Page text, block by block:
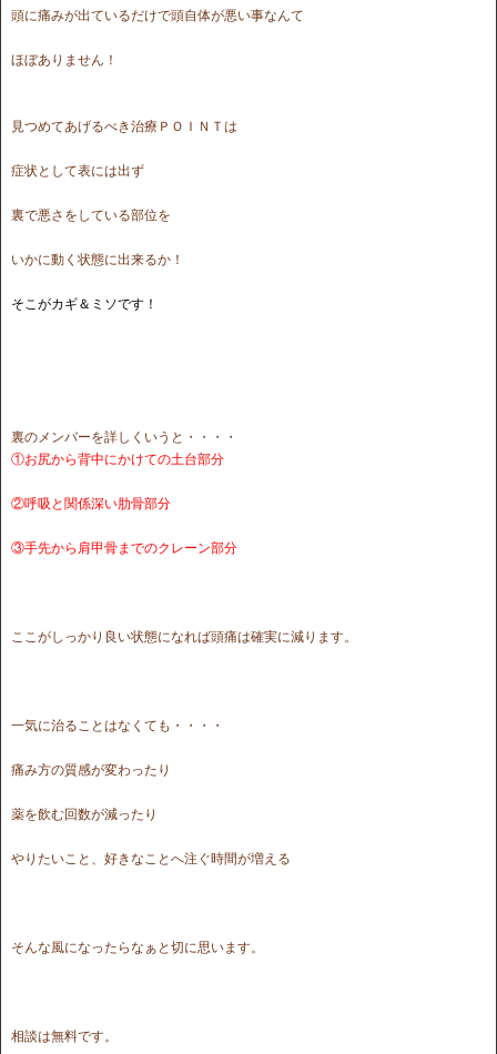
頭に痛みが出ているだけで頭自体が悪い事なんて
ほぼありません！
見つめてあげるべき治療ＰＯＩＮＴは
症状として表には出ず
裏で悪さをしている部位を
いかに動く状態に出来るか！
そこがカギ＆ミソです！
裏のメンバーを詳しくいうと・・・・
①お尻から背中にかけての土台部分
②呼吸と関係深い肋骨部分
③手先から肩甲骨までのクレーン部分
ここがしっかり良い状態になれば頭痛は確実に減ります。
一気に治ることはなくても・・・・
痛み方の質感が変わったり
薬を飲む回数が減ったり
やりたいこと、好きなことへ注ぐ時間が増える
そんな風になったらなぁと切に思います。
相談は無料です。